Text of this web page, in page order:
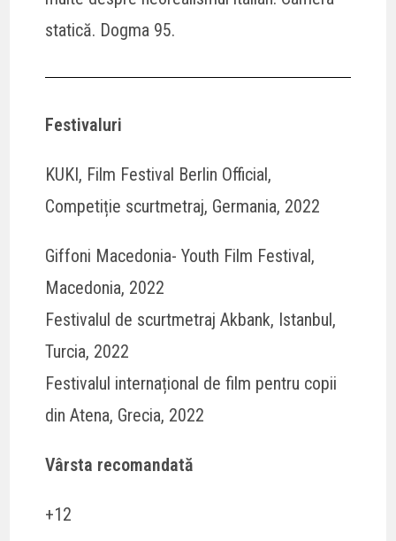
statică. Dogma 95.
Festivaluri
KUKI, Film Festival Berlin Official,
Competiție scurtmetraj, Germania, 2022
Giffoni Macedonia- Youth Film Festival,
Macedonia, 2022
Festivalul de scurtmetraj Akbank, Istanbul,
Turcia, 2022
Festivalul internațional de film pentru copii
din Atena, Grecia, 2022
Vârsta recomandată
+12